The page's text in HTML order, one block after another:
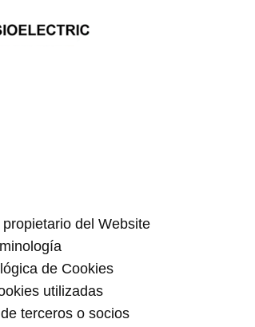
del Website
de Cookies
utilizadas
terceros o socios